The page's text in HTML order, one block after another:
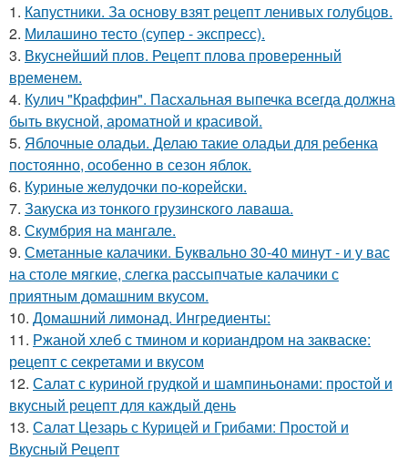
1. Капустники. За основу взят рецепт ленивых голубцов.
2. Милашино тесто (супер - экспресс).
3. Вкуснейший плов. Рецепт плова проверенный
временем.
4. Кулич "Краффин". Пасхальная выпечка всегда должна
быть вкусной, ароматной и красивой.
5. Яблочные оладьи. Делаю такие оладьи для ребенка
постоянно, особенно в сезон яблок.
6. Куриные желудочки по-корейски.
7. Закуска из тонкого грузинского лаваша.
8. Скумбрия на мангале.
9. Сметанные калачики. Буквально 30-40 минут - и у вас
на столе мягкие, слегка рассыпчатые калачики с
приятным домашним вкусом.
10. Домашний лимонад. Ингредиенты:
11. Ржаной хлеб с тмином и кориандром на закваске:
рецепт с секретами и вкусом
12. Салат с куриной грудкой и шампиньонами: простой и
вкусный рецепт для каждый день
13. Салат Цезарь с Курицей и Грибами: Простой и
Вкусный Рецепт